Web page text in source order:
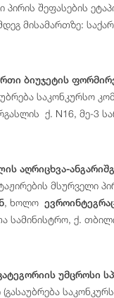
შეფასების
მისამართზე:
ბიუჯეტის
საკონკურსო
ქ. N16, მე-3
აღრიცხვა-
მსურველი
, ხოლო
სამინისტრო, ქ.
უმცროსი